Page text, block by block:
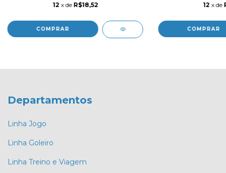
12 x de R$18,52
COMPRAR
12 x de
COMPRAR
Departamentos
Linha Jogo
Linha Goleiro
Linha Treino e Viagem